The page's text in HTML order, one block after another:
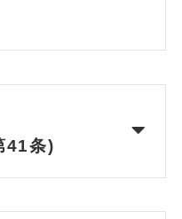
41条)